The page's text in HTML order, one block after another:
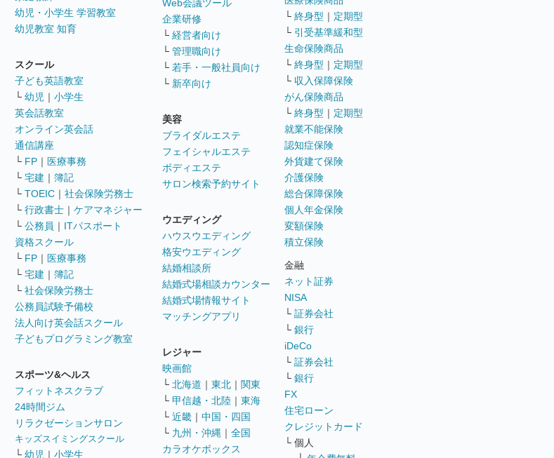
幼児・小学生 学習教室
幼児教室 知育
スクール
子ども英語教室
└ 幼児 ｜ 小学生
英会話教室
オンライン英会話
通信講座
└ FP ｜ 医療事務
└ 宅建 ｜ 簿記
└ TOEIC ｜ 社会保険労務士
└ 行政書士 ｜ ケアマネジャー
└ 公務員 ｜ ITパスポート
資格スクール
└ FP ｜ 医療事務
└ 宅建 ｜ 簿記
└ 社会保険労務士
公務員試験予備校
法人向け英会話スクール
子どもプログラミング教室
スポーツ&ヘルス
フィットネスクラブ
24時間ジム
リラクゼーションサロン
キッズスイミングスクール
└ 幼児 ｜ 小学生
Web会議ツール
企業研修
└ 経営者向け
└ 管理職向け
└ 若手・一般社員向け
└ 新卒向け
美容
ブライダルエステ
フェイシャルエステ
ボディエステ
サロン検索予約サイト
ウエディング
ハウスウエディング
格安ウエディング
結婚相談所
結婚式場相談カウンター
結婚式場情報サイト
マッチングアプリ
レジャー
映画館
└ 北海道 ｜ 東北 ｜ 関東
└ 甲信越・北陸 ｜ 東海
└ 近畿 ｜ 中国・四国
└ 九州・沖縄 ｜ 全国
カラオケボックス
└ 終身型 ｜ 定期型
└ 引受基準緩和型
生命保険商品
└ 終身型 ｜ 定期型
└ 収入保障保険
がん保険商品
└ 終身型 ｜ 定期型
就業不能保険
認知症保険
外貨建て保険
介護保険
総合保障保険
個人年金保険
変額保険
積立保険
金融
ネット証券
NISA
└ 証券会社
└ 銀行
iDeCo
└ 証券会社
└ 銀行
FX
住宅ローン
クレジットカード
└ 個人